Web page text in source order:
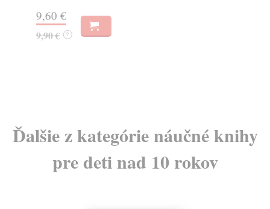
9,60 €
9,90 € ?
Ďalšie z kategórie náučné knihy
pre deti nad 10 rokov